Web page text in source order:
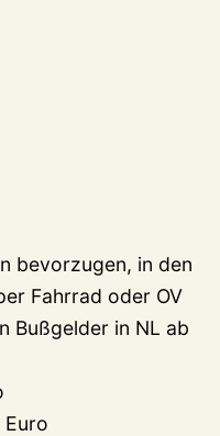
bevorzugen, in den
Fahrrad oder OV
Bußgelder in NL ab